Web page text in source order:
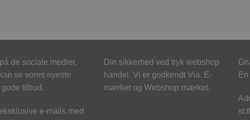
de sociale medier,
se vores nyeste
tilbud.
e-mails med
Din sikkerhed ved tryk webshop
handel. Vi er godkendt Via. E-
mærket og Webshop mærket.